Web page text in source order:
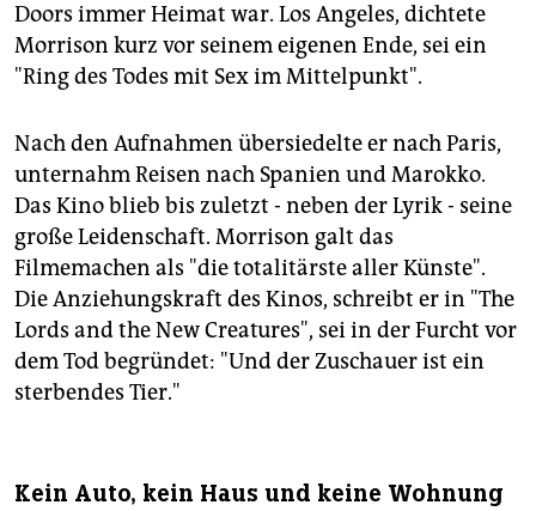
Doors immer Heimat war. Los Angeles, dichtete
Morrison kurz vor seinem eigenen Ende, sei ein
"Ring des Todes mit Sex im Mittelpunkt".
Nach den Aufnahmen übersiedelte er nach Paris,
unternahm Reisen nach Spanien und Marokko.
Das Kino blieb bis zuletzt - neben der Lyrik - seine
große Leidenschaft. Morrison galt das
Filmemachen als "die totalitärste aller Künste".
Die Anziehungskraft des Kinos, schreibt er in "The
Lords and the New Creatures", sei in der Furcht vor
dem Tod begründet: "Und der Zuschauer ist ein
sterbendes Tier."
Kein Auto, kein Haus und keine Wohnung